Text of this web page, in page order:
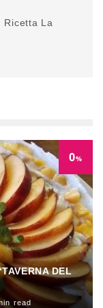
Ricetta La
0%
DEL
read